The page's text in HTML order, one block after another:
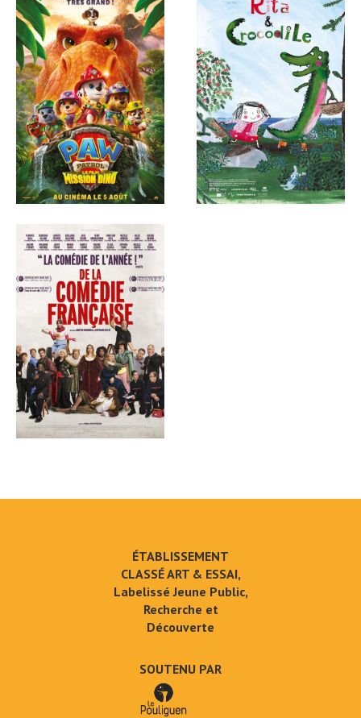
ÉTABLISSEMENT
CLASSÉ ART & ESSAI,
Labelissé Jeune Public,
Recherche et
Découverte
SOUTENU PAR